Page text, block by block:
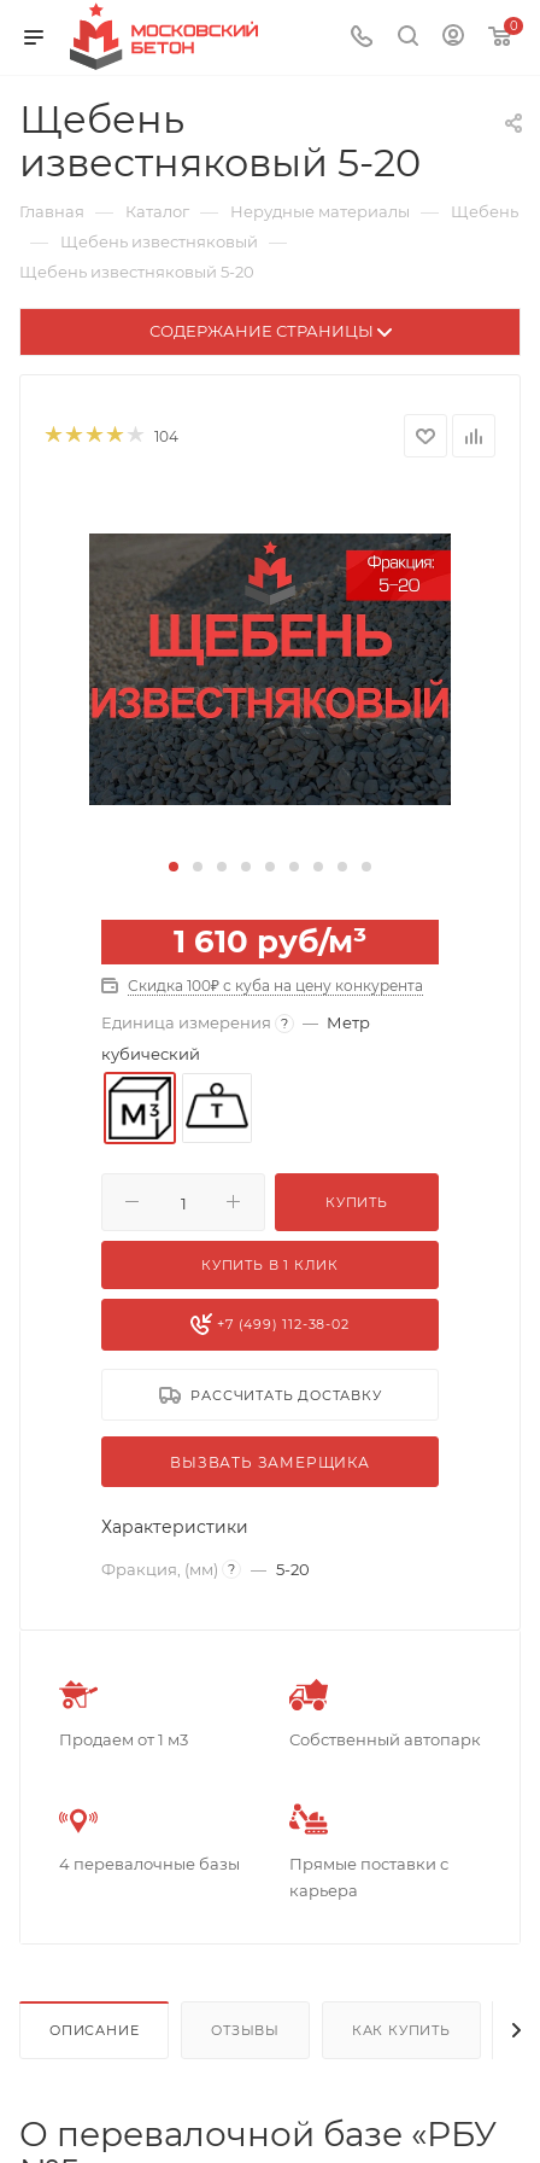
0
Щебень
известняковый 5-20
Главная — Каталог — Нерудные материалы — Щебень
— Щебень известняковый —
Щебень известняковый 5-20
СОДЕРЖАНИЕ СТРАНИЦЫ
104
1 610 руб/м³
Скидка 100₽ с куба на цену конкурента
Единица измерения ? — Метр
кубический
КУПИТЬ
КУПИТЬ В 1 КЛИК
+7 (499) 112-38-02
РАССЧИТАТЬ ДОСТАВКУ
ВЫЗВАТЬ ЗАМЕРЩИКА
Характеристики
Фракция, (мм) ? — 5-20
Продаем от 1 м3 Собственный автопарк
4 перевалочные базы
Прямые поставки с
карьера
ОПИСАНИЕ ОТЗЫВЫ КАК КУПИТЬ
О перевалочной базе «РБУ